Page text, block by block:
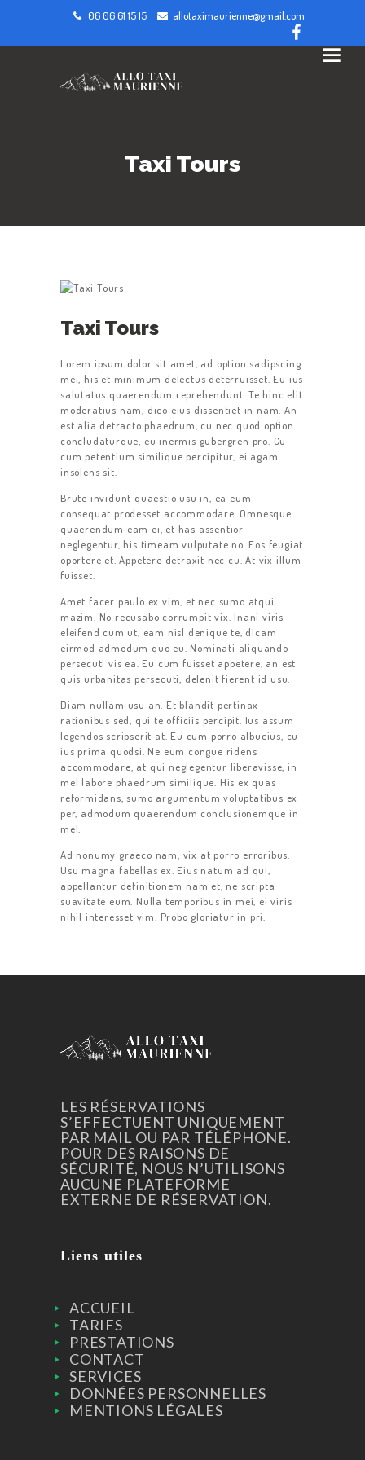
06 06 61 15 15 allotaximaurienne@gmail.com
Taxi Tours
ACCUEIL
PRESTATIONS
SERVICES
TARIFS
CONTACT
Taxi Tours
Lorem ipsum dolor sit amet, ad option sadipscing
mei, his et minimum delectus deterruisset. Eu ius
salutatus quaerendum reprehendunt. Te hinc elit
moderatius nam, dico eius dissentiet in nam. An
est alia detracto phaedrum, cu nec quod option
concludaturque, eu inermis gubergren pro. Cu
cum petentium similique percipitur, ei agam
insolens sit.
Brute invidunt quaestio usu in, ea eum
consequat prodesset accommodare. Omnesque
quaerendum eam ei, et has assentior
neglegentur, his timeam vulputate no. Eos feugiat
oportere et. Appetere detraxit nec cu. At vix illum
fuisset.
Amet facer paulo ex vim, et nec sumo atqui
mazim. No recusabo corrumpit vix. Inani viris
eleifend cum ut, eam nisl denique te, dicam
eirmod admodum quo eu. Nominati aliquando
persecuti vis ea. Eu cum fuisset appetere, an est
quis urbanitas persecuti, delenit fierent id usu.
Diam nullam usu an. Et blandit pertinax
rationibus sed, qui te officiis percipit. Ius assum
legendos scripserit at. Eu cum porro albucius, cu
ius prima quodsi. Ne eum congue ridens
accommodare, at qui neglegentur liberavisse, in
mel labore phaedrum similique. His ex quas
reformidans, sumo argumentum voluptatibus ex
per, admodum quaerendum conclusionemque in
mel.
Ad nonumy graeco nam, vix at porro erroribus.
Usu magna fabellas ex. Eius natum ad qui,
appellantur definitionem nam et, ne scripta
suavitate eum. Nulla temporibus in mei, ei viris
nihil interesset vim. Probo gloriatur in pri.
LES RÉSERVATIONS
S’EFFECTUENT UNIQUEMENT
PAR MAIL OU PAR TÉLÉPHONE.
POUR DES RAISONS DE
SÉCURITÉ, NOUS N’UTILISONS
AUCUNE PLATEFORME
EXTERNE DE RÉSERVATION.
Liens utiles
ACCUEIL
TARIFS
PRESTATIONS
CONTACT
SERVICES
DONNÉES PERSONNELLES
MENTIONS LÉGALES